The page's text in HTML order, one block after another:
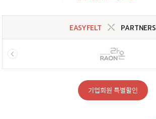
EASYFELT PARTNERS
기업회원 특별할인